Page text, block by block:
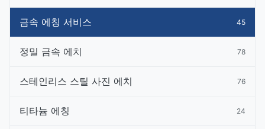
금속 에칭 서비스 45
정밀 금속 에치 78
스테인리스 스틸 사진 에치 76
티타늄 에칭 24